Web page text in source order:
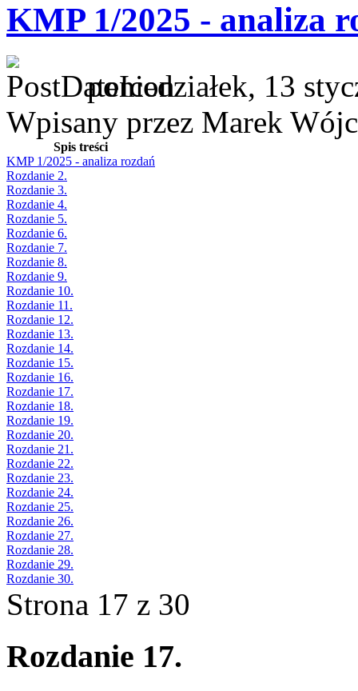
KMP 1/2025 - analiza
poniedziałek, 13
Wpisany przez Marek
Spis treści
KMP 1/2025 - analiza rozdań
Rozdanie 2.
Rozdanie 3.
Rozdanie 4.
Rozdanie 5.
Rozdanie 6.
Rozdanie 7.
Rozdanie 8.
Rozdanie 9.
Rozdanie 10.
Rozdanie 11.
Rozdanie 12.
Rozdanie 13.
Rozdanie 14.
Rozdanie 15.
Rozdanie 16.
Rozdanie 17.
Rozdanie 18.
Rozdanie 19.
Rozdanie 20.
Rozdanie 21.
Rozdanie 22.
Rozdanie 23.
Rozdanie 24.
Rozdanie 25.
Rozdanie 26.
Rozdanie 27.
Rozdanie 28.
Rozdanie 29.
Rozdanie 30.
Strona 17 z 30
Rozdanie 17.